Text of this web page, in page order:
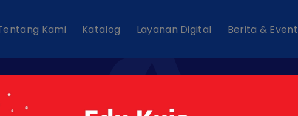
Kami Katalog Layanan Digital Berita & Event